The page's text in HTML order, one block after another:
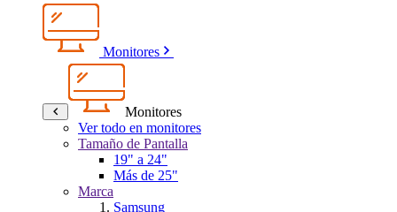
Monitores
Monitores
Ver todo en monitores
Tamaño de Pantalla
19" a 24"
Más de 25"
Marca
Samsung